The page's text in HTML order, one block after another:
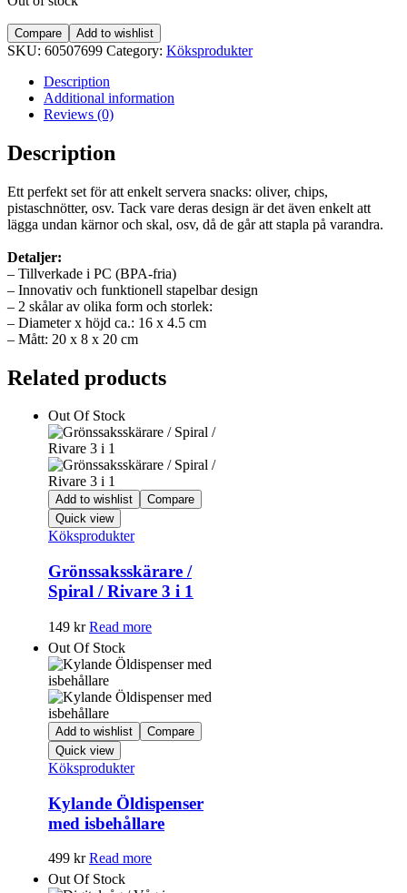
Compare Add to wishlist
SKU: 60507699 Category: Köksprodukter
Description
Additional information
Reviews (0)
Description
Ett perfekt set för att enkelt servera snacks: oliver, chips,
pistaschnötter, osv. Tack vare deras design är det även enkelt att
lägga undan kärnor och skal, osv, då de går att stapla på varandra.
Detaljer:
– Tillverkade i PC (BPA-fria)
– Innovativ och funktionell stapelbar design
– 2 skålar av olika form och storlek:
– Diameter x höjd ca.: 16 x 4.5 cm
– Mått: 20 x 8 x 20 cm
Related products
Out Of Stock
Add to wishlist
Compare
Quick view
Köksprodukter
Grönssaksskärare /
Spiral / Rivare 3 i 1
149 kr Read more
Out Of Stock
Add to wishlist
Compare
Quick view
Köksprodukter
Kylande Öldispenser
med isbehållare
499 kr Read more
Out Of Stock